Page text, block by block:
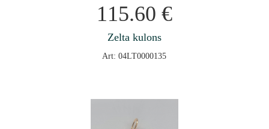
115.60 €
Zelta kulons
Art: 04LT0000135